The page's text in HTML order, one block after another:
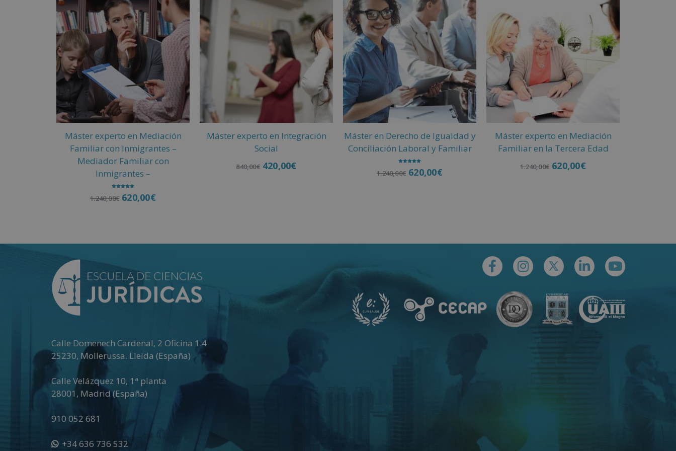
e
r
n
a
i
v
e
:
Máster experto en Mediación
Familiar con Inmigrantes –
Mediador Familiar con
Inmigrantes –
con
5.00
1.240,00€ 620,00€
Máster experto en Integración
Social
840,00€ 420,00€
Máster en Derecho de Igualdad y
Conciliación Laboral y Familiar
con
5.00
1.240,00€ 620,00€
Máster experto en Mediación
Familiar en la Tercera Edad
1.240,00€ 620,00€
Calle Domenech Cardenal, 2 Oficina 1.4
25230, Mollerussa. Lleida (España)
Calle Velázquez 10, 1ª planta
28001 , Madrid (España)
910 052 681
+34 636 736 532